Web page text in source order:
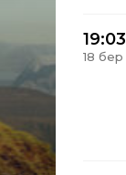
19:03
18 бер